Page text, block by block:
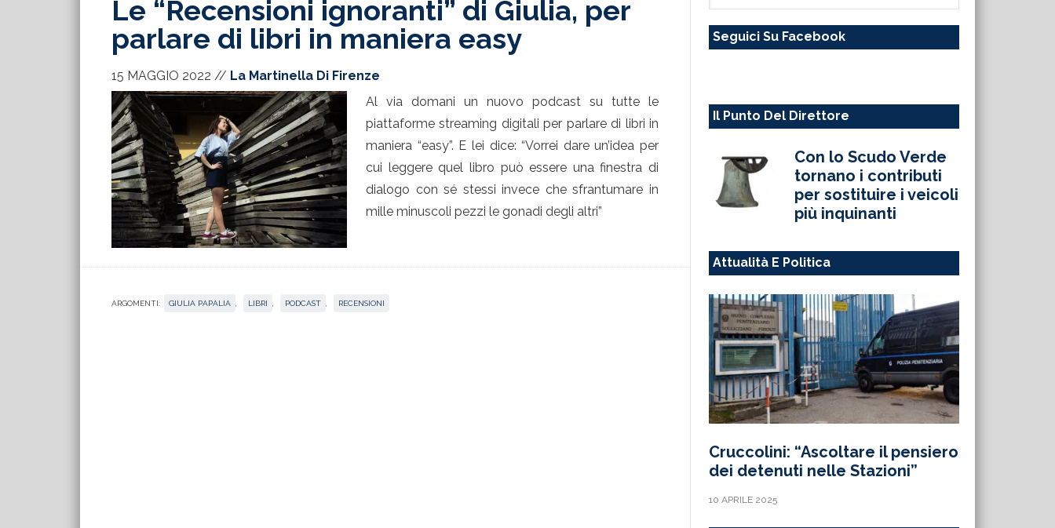
Le “Recensioni ignoranti” di Giulia, per
parlare di libri in maniera easy
15 MAGGIO 2022 // La Martinella Di Firenze
Al via domani un nuovo podcast su tutte le
piattaforme streaming digitali per parlare di libri in
maniera “easy”. E lei dice: “Vorrei dare un’idea per
cui leggere quel libro può essere una finestra di
dialogo con sé stessi invece che sfrantumare in
mille minuscoli pezzi le gonadi degli altri”
ARGOMENTI: GIULIA PAPALIA LIBRI PODCAST RECENSIONI
sito
Seguici Su Facebook
Il Punto Del Direttore
Con lo Scudo Verde
tornano i contributi
per sostituire i veicoli
più inquinanti
Attualità E Politica
Cruccolini: “Ascoltare il pensiero
dei detenuti nelle Stazioni”
10 APRILE 2025